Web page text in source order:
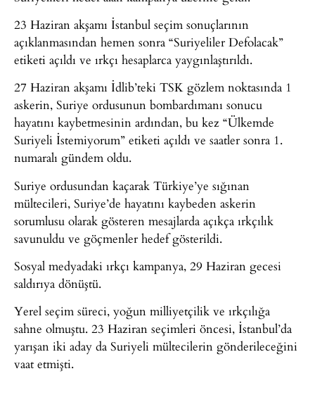
23 Haziran akşamı İstanbul seçim sonuçlarının
açıklanmasından hemen sonra “Suriyeliler Defolacak”
etiketi açıldı ve ırkçı hesaplarca yaygınlaştırıldı.
27 Haziran akşamı İdlib’teki TSK gözlem noktasında 1
askerin, Suriye ordusunun bombardımanı sonucu
hayatını kaybetmesinin ardından, bu kez “Ülkemde
Suriyeli İstemiyorum” etiketi açıldı ve saatler sonra 1.
numaralı gündem oldu.
Suriye ordusundan kaçarak Türkiye’ye sığınan
mültecileri, Suriye’de hayatını kaybeden askerin
sorumlusu olarak gösteren mesajlarda açıkça ırkçılık
savunuldu ve göçmenler hedef gösterildi.
Sosyal medyadaki ırkçı kampanya, 29 Haziran gecesi
saldırıya dönüştü.
Yerel seçim süreci, yoğun milliyetçilik ve ırkçılığa
sahne olmuştu. 23 Haziran seçimleri öncesi, İstanbul’da
yarışan iki aday da Suriyeli mültecilerin gönderileceğini
vaat etmişti.